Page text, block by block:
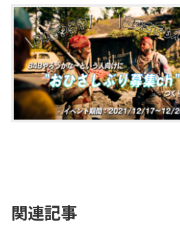
関連記事